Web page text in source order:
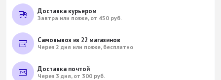
Доставка курьером
Завтра или позже, от 450 руб.
Самовывоз из 22 магазинов
Через 2 дня или позже, бесплатно
Доставка почтой
Через 3 дня, от 300 руб.